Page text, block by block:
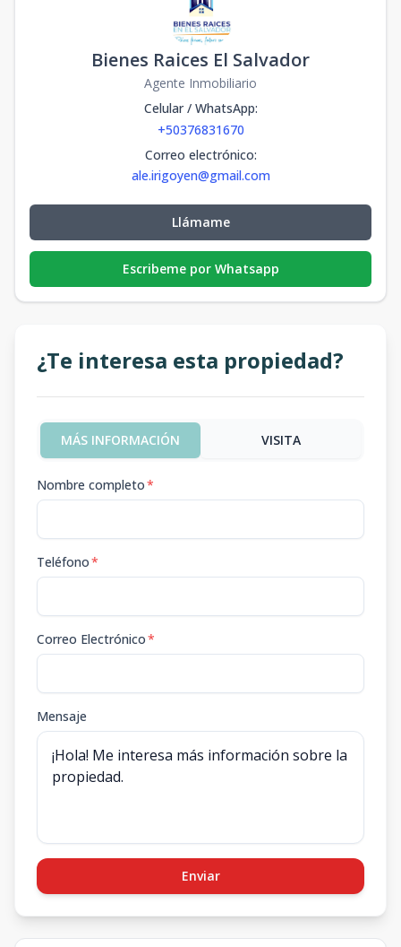
Bienes Raices El Salvador
Agente Inmobiliario
Celular / WhatsApp:
+50376831670
Correo electrónico:
ale.irigoyen@gmail.com
Llámame
Escribeme por Whatsapp
¿Te interesa esta propiedad?
MÁS INFORMACIÓN VISITA
Nombre completo*
Teléfono*
Correo Electrónico*
Mensaje
Enviar